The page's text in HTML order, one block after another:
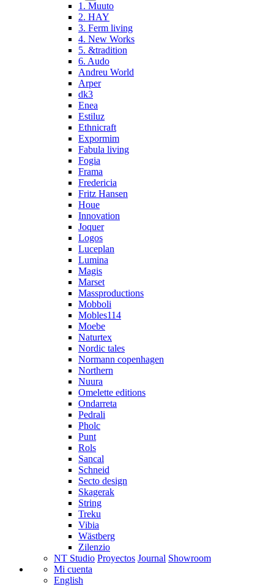
1. Muuto
2. HAY
3. Ferm living
4. New Works
5. &tradition
6. Audo
Andreu World
Arper
dk3
Enea
Estiluz
Ethnicraft
Expormim
Fabula living
Fogia
Frama
Fredericia
Fritz Hansen
Houe
Innovation
Joquer
Logos
Luceplan
Lumina
Magis
Marset
Massproductions
Mobboli
Mobles114
Moebe
Naturtex
Nordic tales
Normann copenhagen
Northern
Nuura
Omelette editions
Ondarreta
Pedrali
Pholc
Punt
Rols
Sancal
Schneid
Secto design
Skagerak
String
Treku
Vibia
Wästberg
Zilenzio
NT Studio Proyectos Journal Showroom
Mi cuenta
English